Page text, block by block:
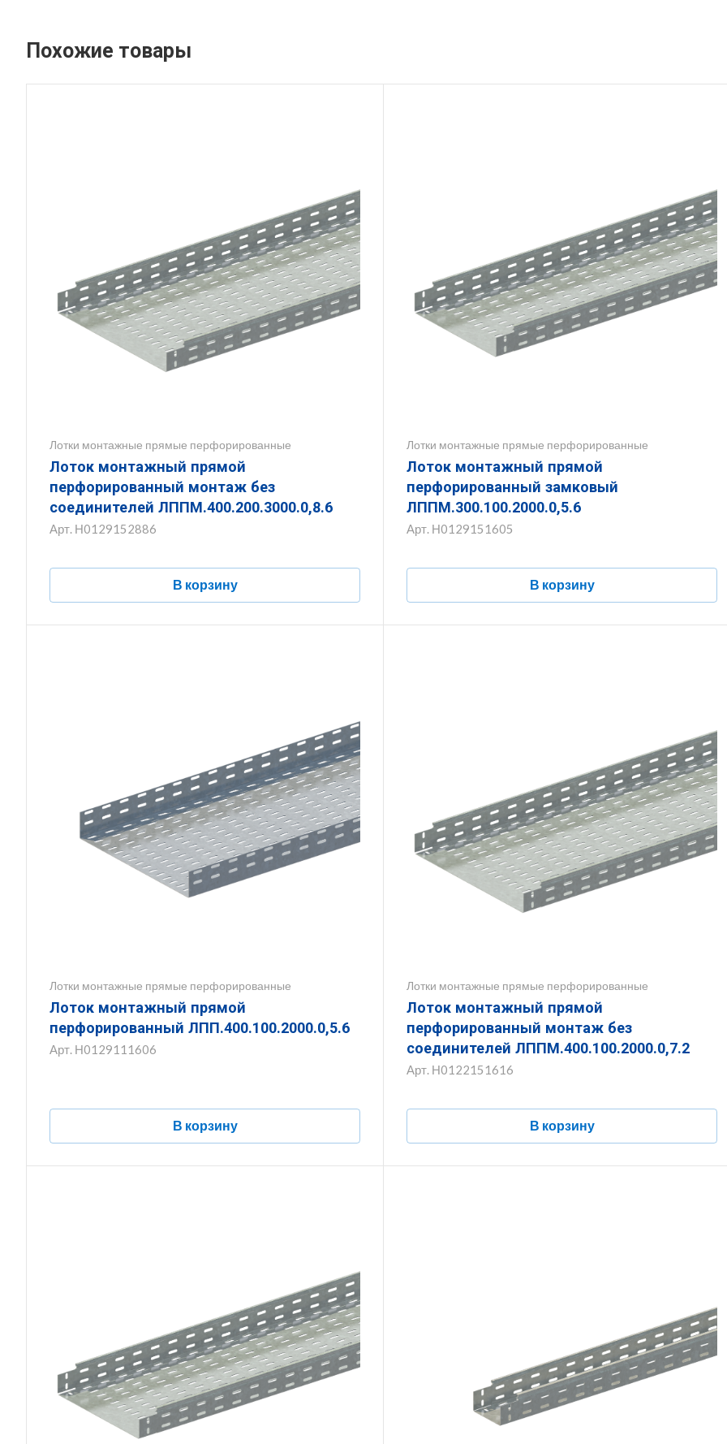
Похожие товары
Лотки монтажные прямые перфорированные
Лоток монтажный прямой
перфорированный монтаж без
соединителей ЛППМ.400.200.3000.0,8.6
Арт. Н0129152886
В корзину
Лотки монтажные прямые перфорированные
Лоток монтажный прямой
перфорированный замковый
ЛППМ.300.100.2000.0,5.6
Арт. Н0129151605
В корзину
Лотки монтажные прямые перфорированные
Лоток монтажный прямой
перфорированный ЛПП.400.100.2000.0,5.6
Арт. Н0129111606
В корзину
Лотки монтажные прямые перфорированные
Лоток монтажный прямой
перфорированный монтаж без
соединителей ЛППМ.400.100.2000.0,7.2
Арт. Н0122151616
В корзину